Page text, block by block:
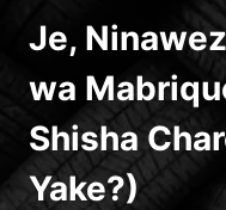
Je,
wa
Shisha
Yake?)